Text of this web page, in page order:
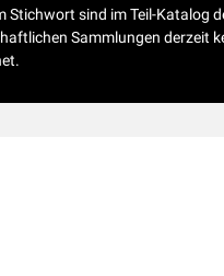
Stichwort sind im Teil-Katalog
Sammlungen derzeit